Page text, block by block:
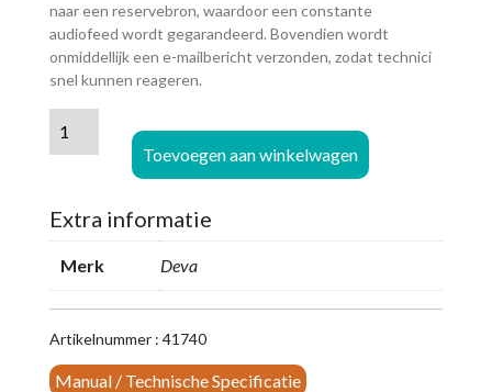
naar een reservebron, waardoor een constante
audiofeed wordt gegarandeerd. Bovendien wordt
onmiddellijk een e-mailbericht verzonden, zodat technici
snel kunnen reageren.
FM/HD
Processor
aantal
Toevoegen aan winkelwagen
Extra informatie
Merk Deva
Artikelnummer : 41740
Manual / Technische Specificatie